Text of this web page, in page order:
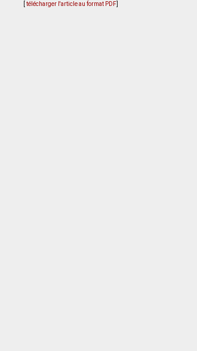
télécharger l'article au format PDF